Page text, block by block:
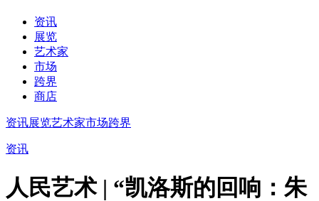
资讯
展览
艺术家
市场
跨界
商店
资讯展览艺术家市场跨界
资讯
人民艺术 | “凯洛斯的回响：朱